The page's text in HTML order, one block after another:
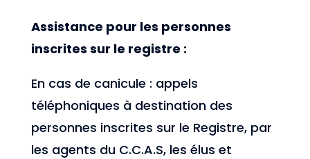
Assistance pour les personnes
inscrites sur le registre :
En cas de canicule : appels
téléphoniques à destination des
personnes inscrites sur le Registre, par
les agents du C.C.A.S, les élus et